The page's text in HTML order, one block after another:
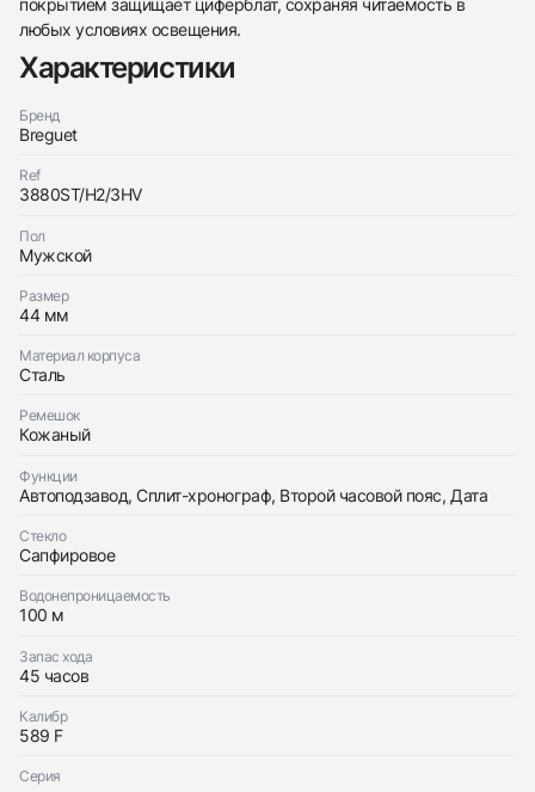
покрытием защищает циферблат, сохраняя читаемость в
любых условиях освещения.
Характеристики
Бренд
Breguet
Ref
3880ST/H2/3HV
Пол
Мужской
Размер
44 мм
Материал корпуса
Сталь
Ремешок
Кожаный
Функции
Автоподзавод, Сплит-хронограф, Второй часовой пояс, Дата
Стекло
Сапфировое
Водонепроницаемость
100 м
Запас хода
45 часов
Калибр
589 F
Серия
Оставьте ваши контактные данные и мы свяжемся
Отправить заявку
Трейд-ин часов
Breguet